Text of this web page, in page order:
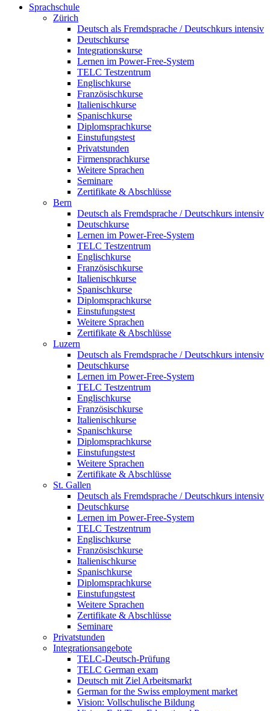
Sprachschule
Zürich
Deutsch als Fremdsprache / Deutschkurs intensiv
Deutschkurse
Integrationskurse
Lernen im Power-Free-System
TELC Testzentrum
Englischkurse
Französischkurse
Italienischkurse
Spanischkurse
Diplomsprachkurse
Einstufungstest
Privatstunden
Firmensprachkurse
Weitere Sprachen
Seminare
Zertifikate & Abschlüsse
Bern
Deutsch als Fremdsprache / Deutschkurs intensiv
Deutschkurse
Lernen im Power-Free-System
TELC Testzentrum
Englischkurse
Französischkurse
Italienischkurse
Spanischkurse
Diplomsprachkurse
Einstufungstest
Weitere Sprachen
Zertifikate & Abschlüsse
Luzern
Deutsch als Fremdsprache / Deutschkurs intensiv
Deutschkurse
Lernen im Power-Free-System
TELC Testzentrum
Englischkurse
Französischkurse
Italienischkurse
Spanischkurse
Diplomsprachkurse
Einstufungstest
Weitere Sprachen
Zertifikate & Abschlüsse
St. Gallen
Deutsch als Fremdsprache / Deutschkurs intensiv
Deutschkurse
Lernen im Power-Free-System
TELC Testzentrum
Englischkurse
Französischkurse
Italienischkurse
Spanischkurse
Diplomsprachkurse
Einstufungstest
Weitere Sprachen
Zertifikate & Abschlüsse
Seminare
Privatstunden
Integrationsangebote
TELC-Deutsch-Prüfung
TELC German exam
Deutsch mit Ziel Arbeitsmarkt
German for the Swiss employment market
Vision: Vollschulische Bildung